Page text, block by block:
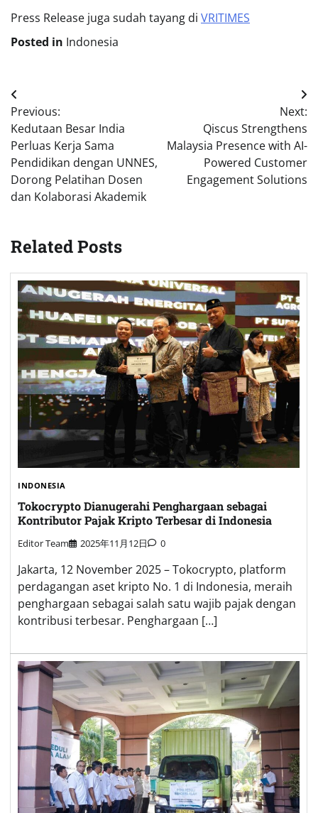
Press Release juga sudah tayang di VRITIMES
Posted in Indonesia
Post
navigation
Previous:
Kedutaan Besar India
Perluas Kerja Sama
Pendidikan dengan UNNES,
Dorong Pelatihan Dosen
dan Kolaborasi Akademik
Next:
Qiscus Strengthens
Malaysia Presence with AI-
Powered Customer
Engagement Solutions
Related Posts
INDONESIA
Tokocrypto Dianugerahi Penghargaan sebagai
Kontributor Pajak Kripto Terbesar di Indonesia
Editor Team 2025年11月12日 0
Jakarta, 12 November 2025 – Tokocrypto, platform
perdagangan aset kripto No. 1 di Indonesia, meraih
penghargaan sebagai salah satu wajib pajak dengan
kontribusi terbesar. Penghargaan […]